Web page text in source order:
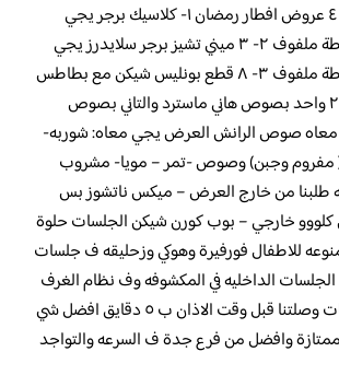
فطور رمضان طلبنا ٤ عروض افطار رمضان ١- كلاسيك برجر يجي
معاه بطاطس وسلطة ملفوف ٢- ٣ ميني تشيز برجر سلايدرز يجي
معاه بطاطس وسلطة ملفوف ٣- ٨ قطع بونليس شيكن مع بطاطس
و صوص طلبنا منو ٢ واحد بصوص هاني ماسترد والتاني بصوص
صوص الرانش العرض يجي معاه: شوربه-
( مفروم وجبن) وصوص -تمر – مويا- مشروب
طلبنا من خارج العرض – ميكس ناتشوز بس
كلووو خارجي – بوب كورن شيكن الجلسات حلوة
للاطفال فورفيرة وهوكي وزحليقه ف جلسات
الداخليه في المكشوفه وف نظام الغرف
اللي ببارتيشن الطلبات وصلتنا قبل وقت الاذان ب ٥ دقايق افضل شي
وافضل من فرع جدة ف السرعه والتواجد